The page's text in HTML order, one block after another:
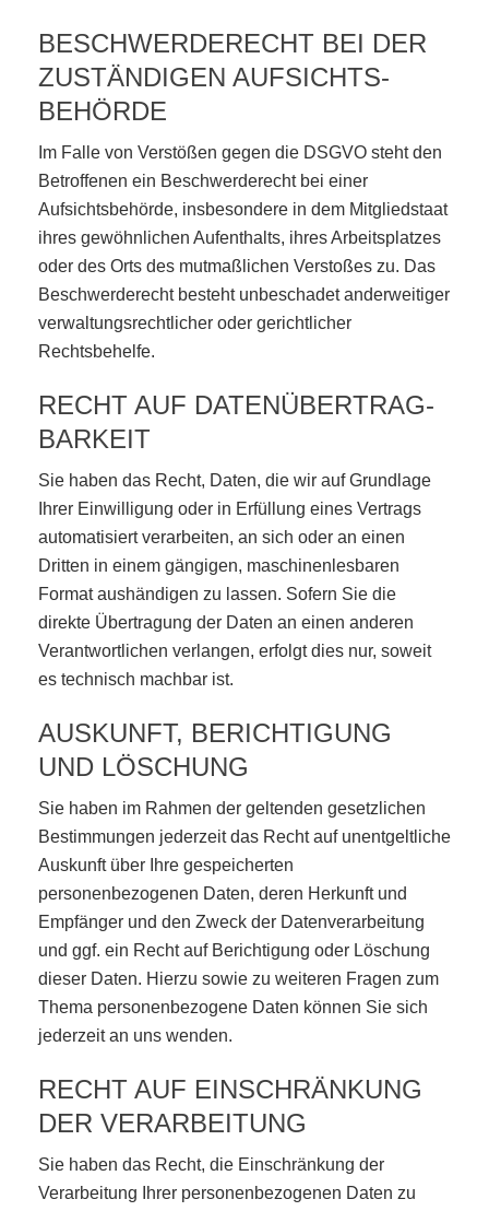
BESCHWERDE­RECHT BEI DER
ZUSTÄNDIGEN AUFSICHTS­
BEHÖRDE
Im Falle von Verstößen gegen die DSGVO steht den
Betroffenen ein Beschwerderecht bei einer
Aufsichtsbehörde, insbesondere in dem Mitgliedstaat
ihres gewöhnlichen Aufenthalts, ihres Arbeitsplatzes
oder des Orts des mutmaßlichen Verstoßes zu. Das
Beschwerderecht besteht unbeschadet anderweitiger
verwaltungsrechtlicher oder gerichtlicher
Rechtsbehelfe.
RECHT AUF DATEN­ÜBERTRAG­
BARKEIT
Sie haben das Recht, Daten, die wir auf Grundlage
Ihrer Einwilligung oder in Erfüllung eines Vertrags
automatisiert verarbeiten, an sich oder an einen
Dritten in einem gängigen, maschinenlesbaren
Format aushändigen zu lassen. Sofern Sie die
direkte Übertragung der Daten an einen anderen
Verantwortlichen verlangen, erfolgt dies nur, soweit
es technisch machbar ist.
AUSKUNFT, BERICHTIGUNG
UND LÖSCHUNG
Sie haben im Rahmen der geltenden gesetzlichen
Bestimmungen jederzeit das Recht auf unentgeltliche
Auskunft über Ihre gespeicherten
personenbezogenen Daten, deren Herkunft und
Empfänger und den Zweck der Datenverarbeitung
und ggf. ein Recht auf Berichtigung oder Löschung
dieser Daten. Hierzu sowie zu weiteren Fragen zum
Thema personenbezogene Daten können Sie sich
jederzeit an uns wenden.
RECHT AUF EINSCHRÄNKUNG
DER VERARBEITUNG
Sie haben das Recht, die Einschränkung der
Verarbeitung Ihrer personenbezogenen Daten zu